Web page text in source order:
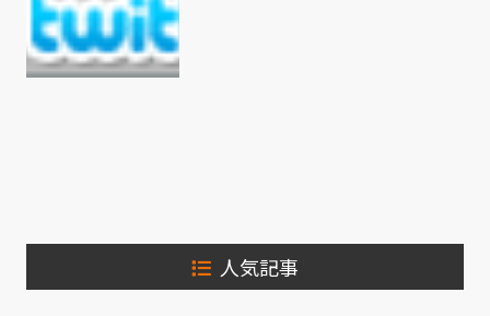
人気記事